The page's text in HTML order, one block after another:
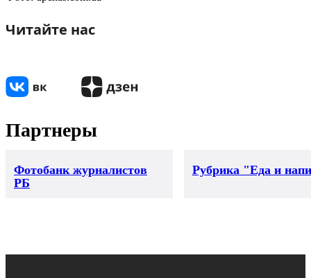
Читайте нас
Партнеры
Фотобанк журналистов
РБ
Рубрика "Еда и